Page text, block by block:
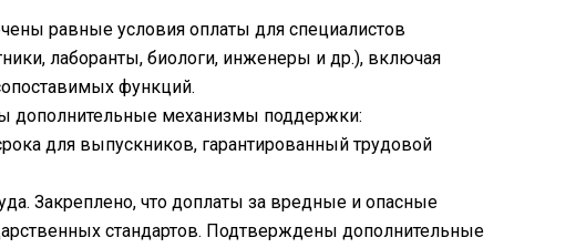
равные условия оплаты для специалистов
лаборанты, биологи, инженеры и др.), включая
функций.
дополнительные механизмы поддержки:
для выпускников, гарантированный трудовой
Закреплено, что доплаты за вредные и опасные
стандартов. Подтверждены дополнительные